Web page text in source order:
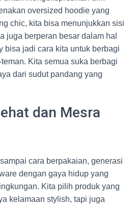
oversized hoodie yang
chic, kita bisa menunjukkan sisi
juga berperan besar dalam hal
bisa jadi cara kita untuk berbagi
Kita semua suka berbagi
dari sudut pandang yang
dan Mesra
cara berpakaian, generasi
dengan gaya hidup yang
Kita pilih produk yang
kelamaan stylish, tapi juga